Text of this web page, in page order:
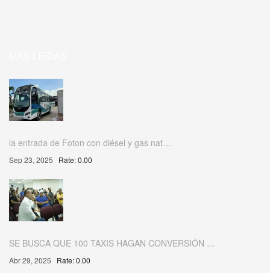
la entrada de Foton con diésel y gas nat…
Sep 23, 2025 Rate: 0.00
SE BUSCA QUE 100 TAXIS HAGAN CONVERSIÓN …
Abr 29, 2025 Rate: 0.00